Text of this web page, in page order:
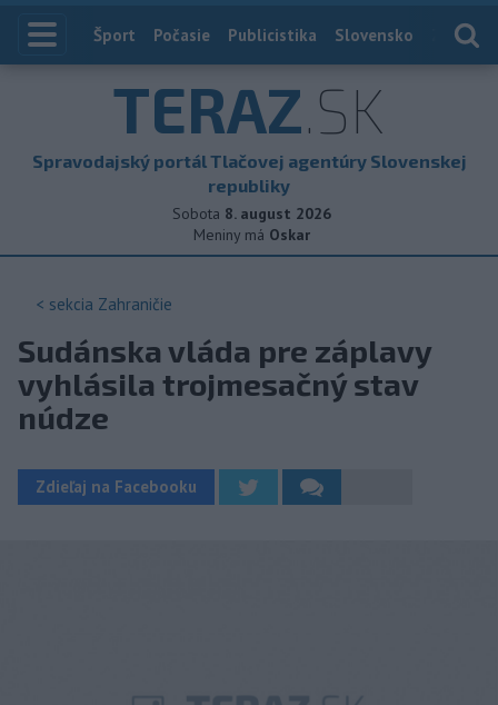
Index
Šport Počasie Publicistika Slovensko
TERAZ.SK
Spravodajský portál Tlačovej agentúry Slovenskej
republiky
Sobota 8. august 2026
Meniny má Oskar
< sekcia Zahraničie
Sudánska vláda pre záplavy
vyhlásila trojmesačný stav
núdze
Zdieľaj na Facebooku